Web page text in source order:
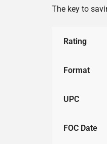
The key to
Rating
Format
UPC
FOC Date